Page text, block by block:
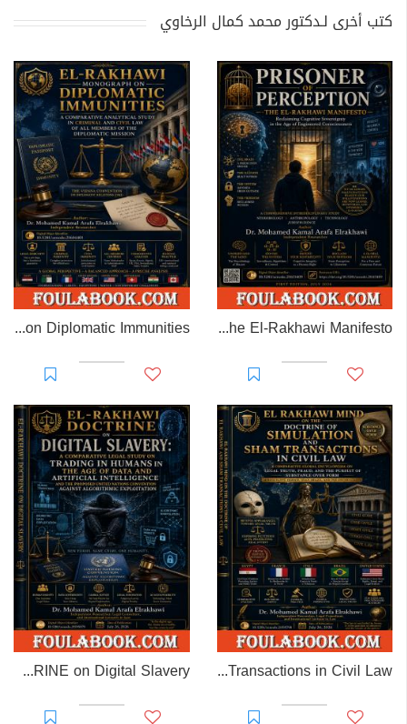
كتب أخرى لـدكتور محمد كمال الرخاوي
Prisoner of Perception: The El-Rakhawi Manifesto
EL-RAKHAWI MONOGRAPH on Diplomatic Immunities
EL RAKHAWI MIND on the Doctrine of Simulation and Sham Transactions in Civil Law
EL-RAKHAWI DOCTRINE on Digital Slavery